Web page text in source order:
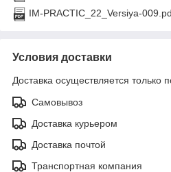
IM-PRACTIC_22_Versiya-
Условия доставки
Доставка осуществляется только
Самовывоз
Доставка курьером
Доставка почтой
Транспортная компания